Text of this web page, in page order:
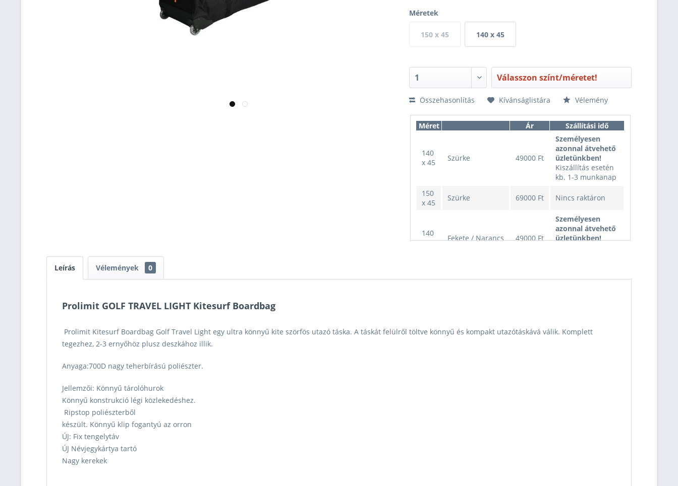
Méretek
150 x 45 140 x 45
Válasszon színt/méretet!
Összehasonlítás Kívánságlistára Vélemény
Méret Ár Szállítási idő
140
x 45
Szürke 49000 Ft
Személyesen
azonnal átvehető
üzletünkben!
Kiszállítás esetén
kb. 1-3 munkanap
150
x 45
Szürke 69000 Ft Nincs raktáron
140
x 45
Fekete / Narancs 49000 Ft
Személyesen
azonnal átvehető
üzletünkben!
x 45
Fekete / Narancs 69000 Ft Nincs raktáron
Kiszállítás esetén
kb. 1-3 munkanap
Leírás Vélemények 0
Prolimit GOLF TRAVEL LIGHT Kitesurf Boardbag
Prolimit Kitesurf Boardbag Golf Travel Light egy ultra könnyű kite szörfös utazó táska. A táskát felülről töltve könnyű és kompakt utazótáskává válik. Komplett
tegezhez, 2-3 ernyőhöz plusz deszkához illik.
Anyaga:700D nagy teherbírású poliészter.
Jellemzői: Könnyű tárolóhurok
Könnyű konstrukció légi közlekedéshez.
Ripstop poliészterből
készült. Könnyű klip fogantyú az orron
ÚJ: Fix tengelytáv
ÚJ Névjegykártya tartó
Nagy kerekek